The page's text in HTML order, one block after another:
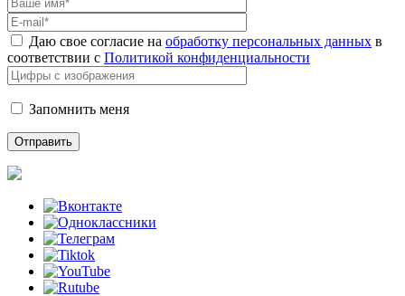
Даю свое согласие на обработку персональных данных в
соответствии с Политикой конфиденциальности
Запомнить меня